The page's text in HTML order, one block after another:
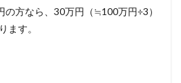
の方なら、30万円（≒100万円÷3）
ます。